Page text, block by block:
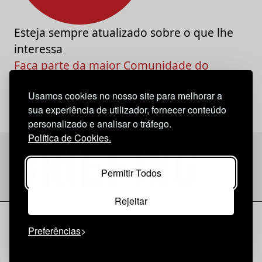
Usamos cookies no nosso site para melhorar a
sua experiência de utilizador, fornecer conteúdo
personalizado e analisar o tráfego.
Política de Cookies.
Permitir Todos
Rejeitar
Preferências
Esteja sempre atualizado sobre o que lhe
interessa
Faça parte da maior Comunidade do
Política de Cookies